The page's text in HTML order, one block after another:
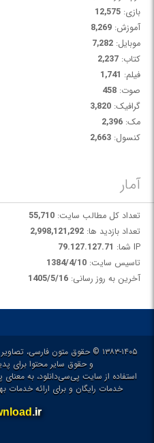
بازی: 12,575
آموزش: 8,269
موبایل: 7,282
کتاب: 2,237
فیلم: 1,741
صوت: 458
گرافیک: 3,820
مک: 2,396
کنسول: 2,663
آمار
تعداد کل مطالب سایت: 55,710
تعداد بازدید ها: 2,998,121,292
IP شما:
79.127.127.71
تاسیس سایت: 1384/4/10
آخرین به روز رسانی: 1405/5/16
و حقوق سایر محتوا برای
استفاده از سایت پی‌سی‌دانلود، به
خدمات رایگان و برای ارائه خدمات